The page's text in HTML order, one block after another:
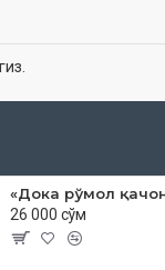
26 000 сўм